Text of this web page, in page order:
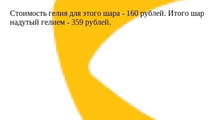
Стоимость гелия для этого шара - 160 рублей. Итого шар
надутый гелием - 359 рублей.